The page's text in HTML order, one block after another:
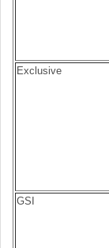
Exclusive
GSI